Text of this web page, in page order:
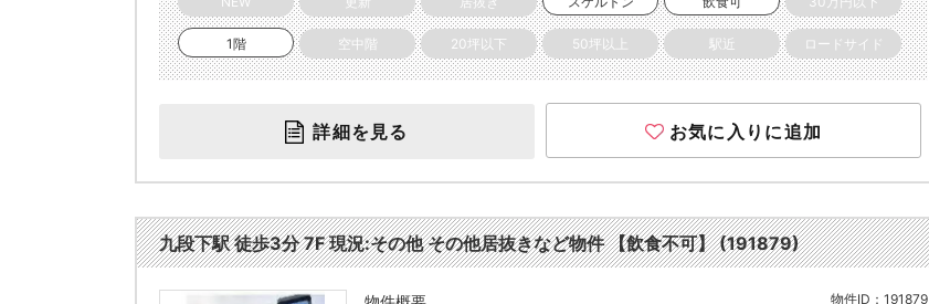
1階 空中階 20坪以下 50坪以上 駅近 ロードサイド
詳細を見る お気に入りに追加
九段下駅 徒歩3分 7F 現況:その他 その他居抜きなど物件 【飲食不可】 (191879)
物件ID：191879